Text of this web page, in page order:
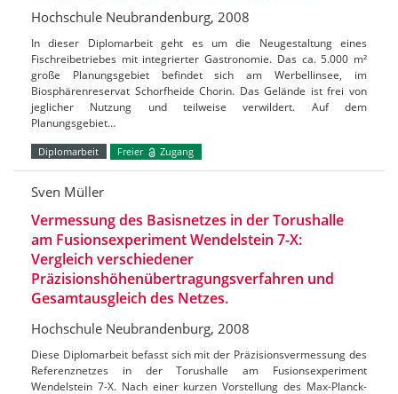
Hochschule Neubrandenburg, 2008
In dieser Diplomarbeit geht es um die Neugestaltung eines
Fischreibetriebes mit integrierter Gastronomie. Das ca. 5.000 m²
große Planungsgebiet befindet sich am Werbellinsee, im
Biosphärenreservat Schorfheide Chorin. Das Gelände ist frei von
jeglicher Nutzung und teilweise verwildert. Auf dem
Planungsgebiet…
Diplomarbeit Freier Zugang
Sven Müller
Vermessung des Basisnetzes in der Torushalle
am Fusionsexperiment Wendelstein 7-X:
Vergleich verschiedener
Präzisionshöhenübertragungsverfahren und
Gesamtausgleich des Netzes.
Hochschule Neubrandenburg, 2008
Diese Diplomarbeit befasst sich mit der Präzisionsvermessung des
Referenznetzes in der Torushalle am Fusionsexperiment
Wendelstein 7-X. Nach einer kurzen Vorstellung des Max-Planck-